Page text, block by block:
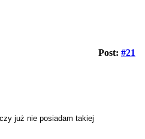
Post: #21
już nie posiadam takiej